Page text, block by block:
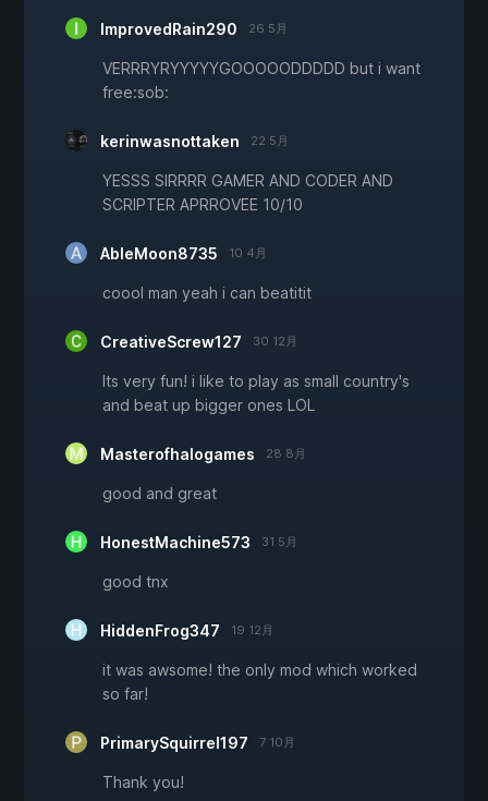
ImprovedRain290 26 5月
VERRRYRYYYYYGOOOOODDDDD but i want
free:sob:
kerinwasnottaken 22 5月
YESSS SIRRRR GAMER AND CODER AND
SCRIPTER APRROVEE 10/10
AbleMoon8735 10 4月
coool man yeah i can beatitit
CreativeScrew127 30 12月
Its very fun! i like to play as small country's
and beat up bigger ones LOL
Masterofhalogames 28 8月
good and great
HonestMachine573 31 5月
good tnx
HiddenFrog347 19 12月
it was awsome! the only mod which worked
so far!
PrimarySquirrel197 7 10月
Thank you!